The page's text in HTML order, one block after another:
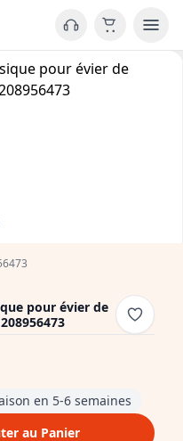
pour évier de
en 5-6 semaines
au Panier